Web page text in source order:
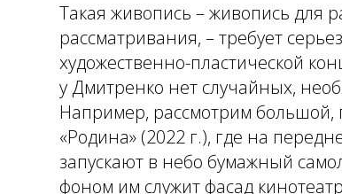
Такая живопись – живопись для
рассматривания, – требует
художественно-пластической
у Дмитренко нет случайных,
Например, рассмотрим большой,
«Родина» (2022 г.), где на
запускают в небо бумажный
фоном им служит фасад